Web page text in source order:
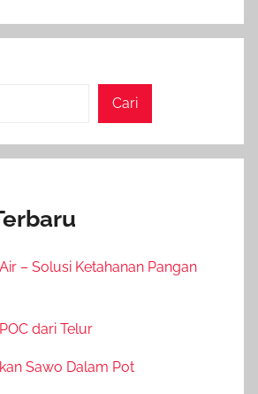
Cari
– Solusi Ketahanan Pangan
dari Telur
Sawo Dalam Pot